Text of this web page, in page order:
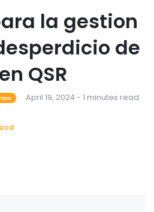
la gestion
de
QSR
April 19, 2024 - 1 minutes read